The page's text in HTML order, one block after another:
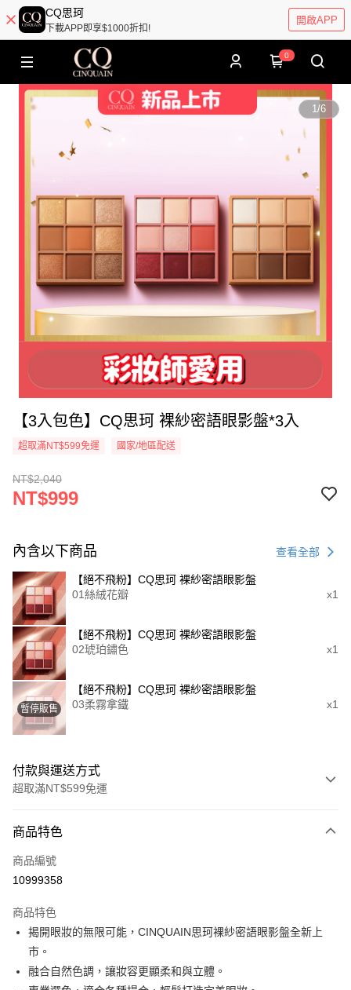
CQ思珂
下載APP即享$1000折扣!
開啟APP
0
1/6
【3入包色】CQ思珂 裸紗密語眼影盤*3入
超取滿NT$599免運 國家/地區配送
NT$2,040
NT$999
內含以下商品 查看全部
【絕不飛粉】CQ思珂 裸紗密語眼影盤
01絲絨花瓣
x1
【絕不飛粉】CQ思珂 裸紗密語眼影盤
02琥珀鏽色
x1
暫停販售
【絕不飛粉】CQ思珂 裸紗密語眼影盤
03柔霧拿鐵
x1
付款與運送方式
超取滿NT$599免運
信用卡一次付款
超商取貨付款
Apple Pay
街口支付
悠遊付
商品特色
商品編號
10999358
商品特色
揭開眼妝的無限可能，CINQUAIN思珂裸紗密語眼影盤全新上
市。
融合自然色調，讓妝容更顯柔和與立體。